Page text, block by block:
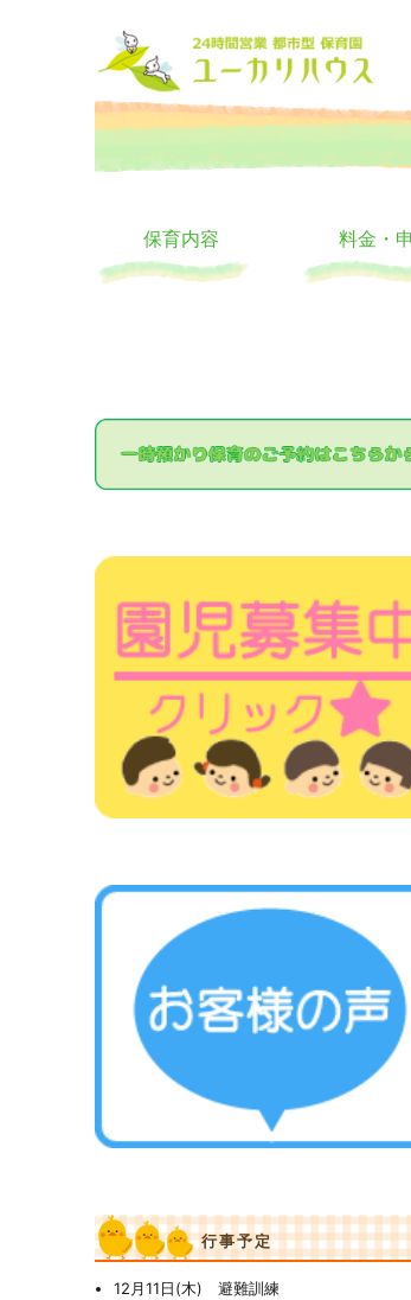
24時間託児所 ユー
大阪の24時間託児所 ユーカリハウス 月極
保育内容 料金・
行事予定
12月11日(木) 避難訓練